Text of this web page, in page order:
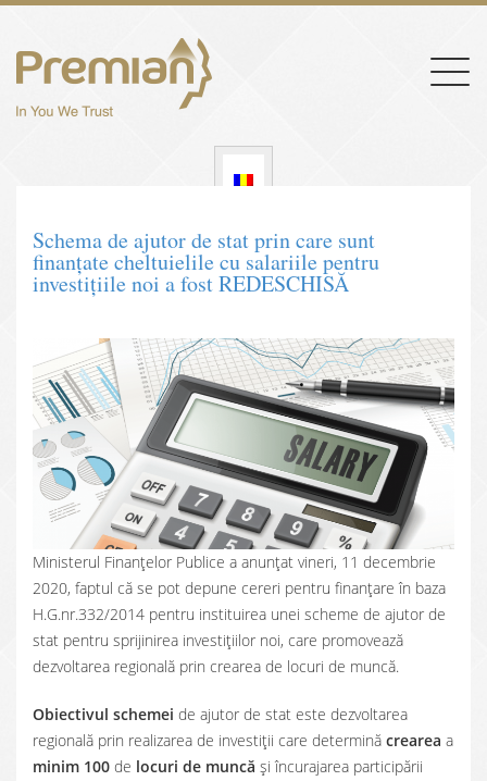
Schema de ajutor de stat prin care sunt
finanțate cheltuielile cu salariile pentru
investițiile noi a fost REDESCHISĂ
Ministerul Finanțelor Publice a anunțat vineri, 11 decembrie
2020, faptul că se pot depune cereri pentru finanțare în baza
H.G.nr.332/2014 pentru instituirea unei scheme de ajutor de
stat pentru sprijinirea investițiilor noi, care promovează
dezvoltarea regională prin crearea de locuri de muncă.
Obiectivul schemei de ajutor de stat este dezvoltarea
regională prin realizarea de investiții care determină crearea a
minim 100 de locuri de muncă și încurajarea participării